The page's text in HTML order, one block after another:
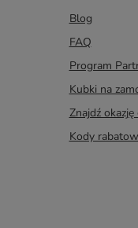
Blog
FAQ
Program
Kubki na
Znajdź
Kody